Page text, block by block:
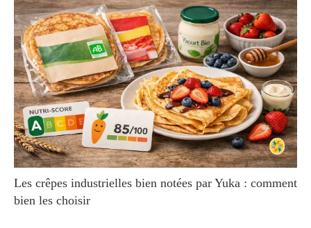
Les crêpes industrielles bien notées par Yuka : comment
bien les choisir